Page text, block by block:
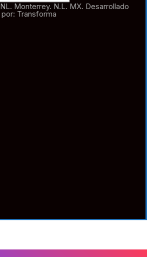
Monterrey. N.L. MX. Desarrollado
por: Transforma